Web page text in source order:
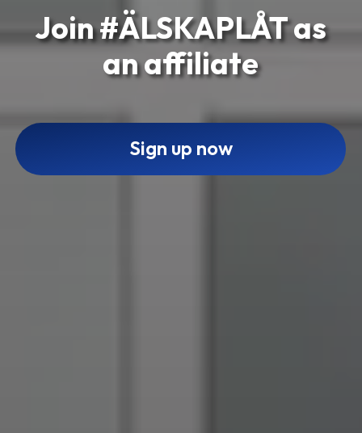
Join #ÄLSKAPLÅT as
an affiliate
Sign up now